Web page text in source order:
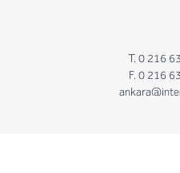
T. 0 216
F. 0 216